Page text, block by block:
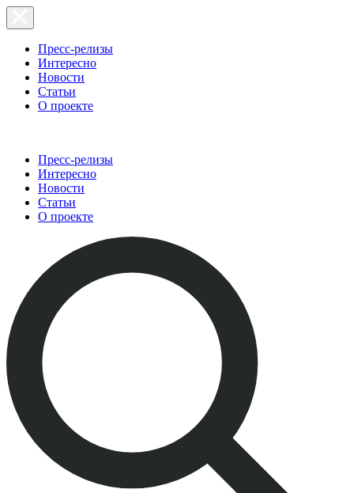
Пресс-релизы
Интересно
Новости
Статьи
О проекте
Пресс-релизы
Интересно
Новости
Статьи
О проекте